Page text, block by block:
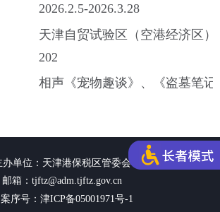
2026.2.5-2026.3.28
天津自贸试验区（空港经济区
202
相声《宠物趣谈》、《盗墓笔
办单位：天津港保税区管委会
邮箱：tjftz@adm.tjftz.gov.cn
序号：津ICP备05001971号-1